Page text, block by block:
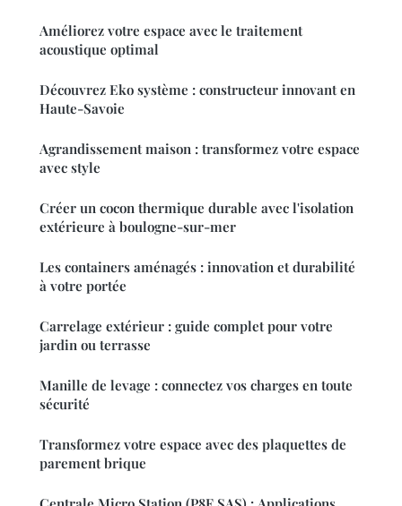
Améliorez votre espace avec le traitement
acoustique optimal
Découvrez Eko système : constructeur innovant en
Haute-Savoie
Agrandissement maison : transformez votre espace
avec style
Créer un cocon thermique durable avec l'isolation
extérieure à boulogne-sur-mer
Les containers aménagés : innovation et durabilité
à votre portée
Carrelage extérieur : guide complet pour votre
jardin ou terrasse
Manille de levage : connectez vos charges en toute
sécurité
Transformez votre espace avec des plaquettes de
parement brique